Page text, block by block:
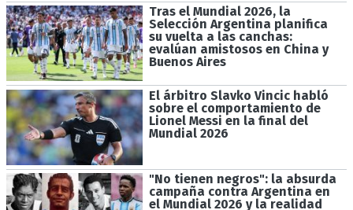
Tras el Mundial 2026, la
Selección Argentina planifica
su vuelta a las canchas:
evalúan amistosos en China y
Buenos Aires
El árbitro Slavko Vincic habló
sobre el comportamiento de
Lionel Messi en la final del
Mundial 2026
"No tienen negros": la absurda
campaña contra Argentina en
el Mundial 2026 y la realidad